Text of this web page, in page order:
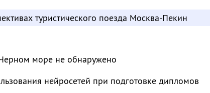
туристического поезда Москва-Пекин
море не обнаружено
нейросетей при подготовке дипломов